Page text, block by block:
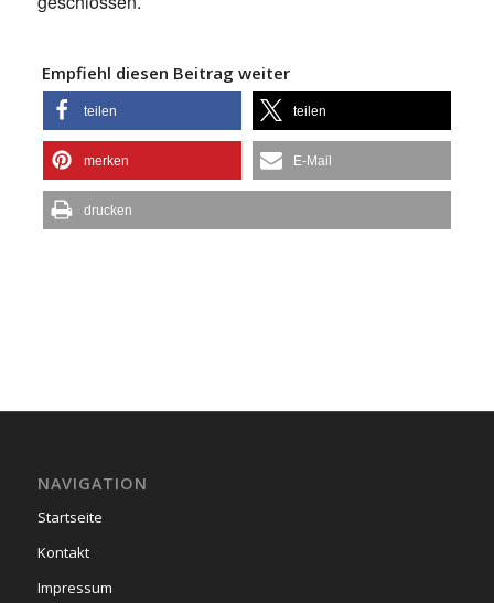
Empfiehl diesen Beitrag weiter
teilen teilen
merken E-Mail
drucken
NAVIGATION
Startseite
Kontakt
Impressum